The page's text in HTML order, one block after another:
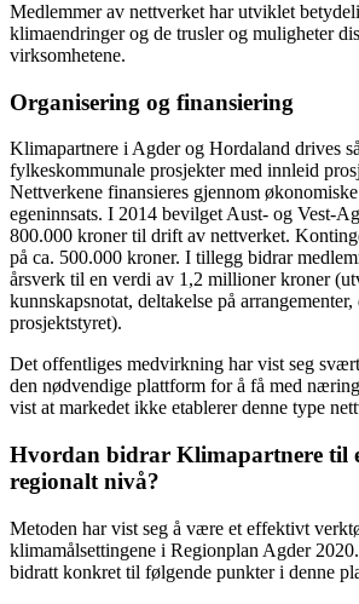
Medlemmer av nettverket har utviklet
klimaendringer og de trusler og muligheter
virksomhetene.
Organisering og finansiering
Klimapartnere i Agder og Hordaland drives
fylkeskommunale prosjekter med innleid
Nettverkene finansieres gjennom
egeninnsats. I 2014 bevilget Aust- og Vest-
800.000 kroner til drift av nettverket.
på ca. 500.000 kroner. I tillegg bidrar
årsverk til en verdi av 1,2 millioner kroner
kunnskapsnotat, deltakelse på
prosjektstyret).
Det offentliges medvirkning har vist seg
den nødvendige plattform for å få med
vist at markedet ikke etablerer denne type
Hvordan bidrar Klimapartnere til
regionalt nivå?
Metoden har vist seg å være et effektivt
klimamålsettingene i Regionplan Agder
bidratt konkret til følgende punkter i denne